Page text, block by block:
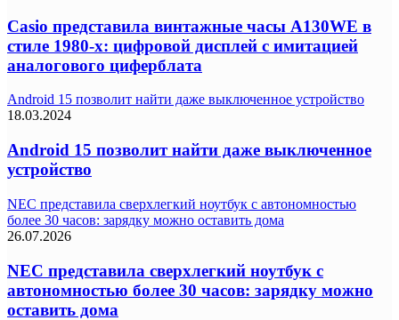
Casio представила винтажные часы A130WE в
стиле 1980-х: цифровой дисплей с имитацией
аналогового циферблата
Android 15 позволит найти даже выключенное устройство
18.03.2024
Android 15 позволит найти даже выключенное
устройство
NEC представила сверхлегкий ноутбук с автономностью
более 30 часов: зарядку можно оставить дома
26.07.2026
NEC представила сверхлегкий ноутбук с
автономностью более 30 часов: зарядку можно
оставить дома